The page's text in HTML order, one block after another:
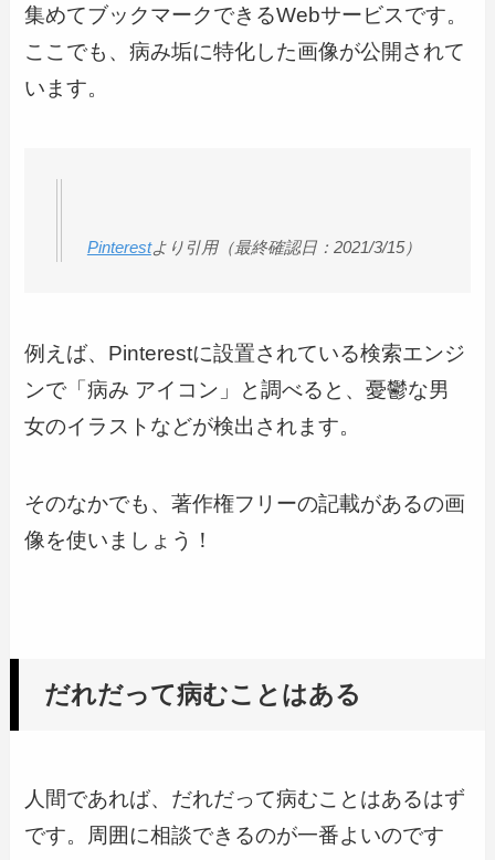
集めてブックマークできるWebサービスです。
ここでも、病み垢に特化した画像が公開されて
います。
Pinterestより引用（最終確認日：2021/3/15）
例えば、Pinterestに設置されている検索エンジ
ンで「病み アイコン」と調べると、憂鬱な男
女のイラストなどが検出されます。
そのなかでも、著作権フリーの記載があるの画
像を使いましょう！
だれだって病むことはある
人間であれば、だれだって病むことはあるはず
です。周囲に相談できるのが一番よいのです